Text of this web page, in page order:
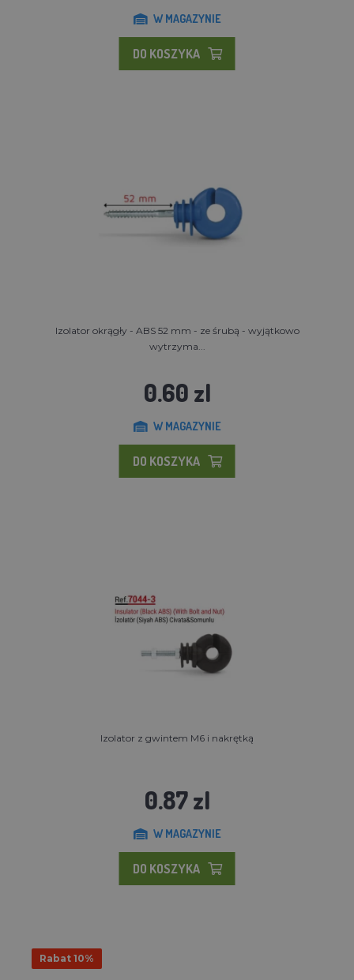
W MAGAZYNIE
DO KOSZYKA
Izolator okrągły - ABS 52 mm - ze śrubą - wyjątkowo
wytrzyma...
0.60 zl
W MAGAZYNIE
DO KOSZYKA
Izolator z gwintem M6 i nakrętką
0.87 zl
W MAGAZYNIE
DO KOSZYKA
Rabat 10%